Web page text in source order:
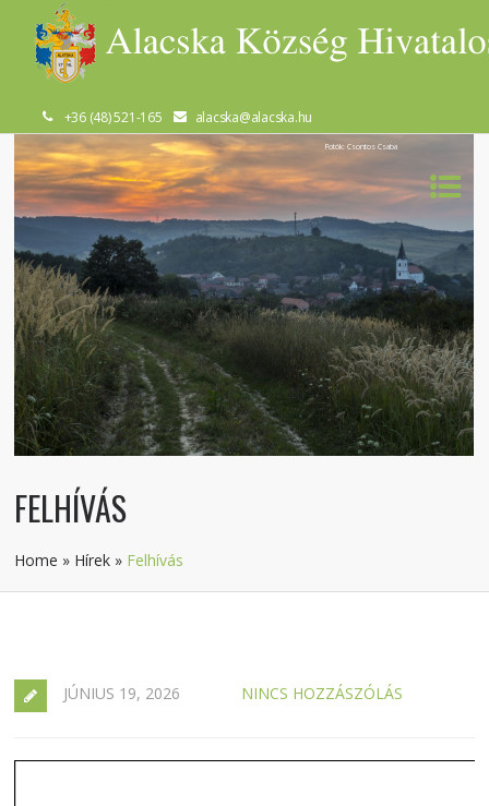
+36 (48) 521-165 alacska@alacska.hu
Fotók: Csontos Csaba
FELHÍVÁS
Home » Hírek » Felhívás
JÚNIUS 19, 2026 NINCS HOZZÁSZÓLÁS